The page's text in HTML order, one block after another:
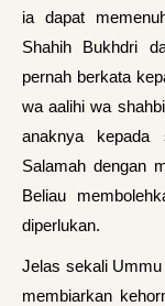
ia dapat
Shahih Bukhdri
pernah berkata
wa aalihi wa
anaknya
Salamah dengan
Beliau
diperlukan.
Jelas sekali
mem­biarkan